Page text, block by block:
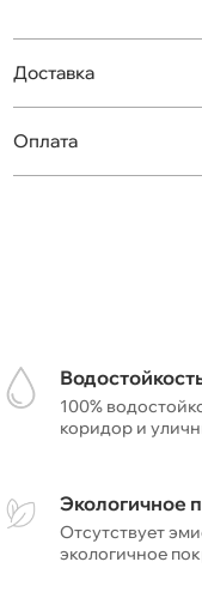
Доставка
Оплата
100%
коридор и
Экологичное
Отсутствует
экологичное